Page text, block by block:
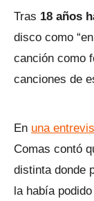
Tras 18 años
disco como
canción como
canciones de
En una
Comas contó
distinta donde
la había